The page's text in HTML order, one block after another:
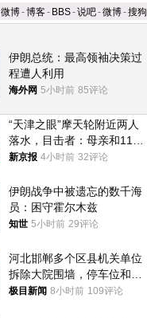
微博-博客- BBS-说吧-微博-搜狗
伊朗总统：最高领袖决策过
程遭人利用
海外网 5小时前 85评论
“天津之眼”摩天轮附近两人
落水，目击者：母亲和11岁
儿子先后被打捞上岸
新京报 4小时前 32评论
伊朗战争中被遗忘的数千海
员：困守霍尔木兹
知世 5小时前 29评论
河北邯郸多个区县机关单位
拆除大院围墙，停车位和厕
所免费开放，当地多部门回
极目新闻 8小时前 109评论